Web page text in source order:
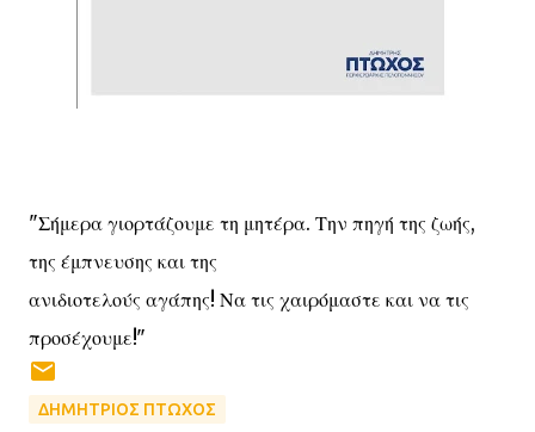
"Σήμερα γιορτάζουμε τη μητέρα. Την πηγή της ζωής,
της έμπνευσης και της
ανιδιοτελούς αγάπης! Να τις χαιρόμαστε και να τις
προσέχουμε!"
ΔΗΜΗΤΡΙΟΣ ΠΤΩΧΟΣ